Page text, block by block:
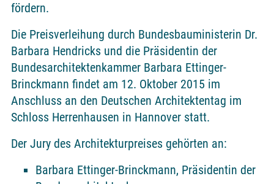
fördern.
Die Preisverleihung durch Bundesbauministerin Dr.
Barbara Hendricks und die Präsidentin der
Bundesarchitektenkammer Barbara Ettinger-
Brinckmann findet am 12. Oktober 2015 im
Anschluss an den Deutschen Architektentag im
Schloss Herrenhausen in Hannover statt.
Der Jury des Architekturpreises gehörten an:
Barbara Ettinger-Brinckmann, Präsidentin der